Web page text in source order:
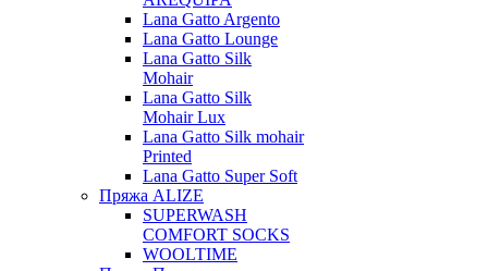
Lana Gatto Argento
Lana Gatto Lounge
Lana Gatto Silk
Mohair
Lana Gatto Silk
Mohair Lux
Lana Gatto Silk mohair
Printed
Lana Gatto Super Soft
Пряжа ALIZE
SUPERWASH
COMFORT SOCKS
WOOLTIME